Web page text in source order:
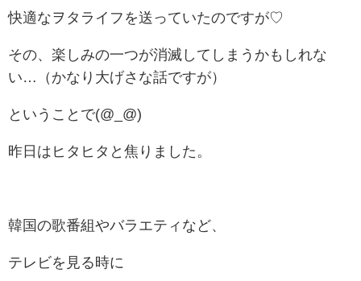
快適なヲタライフを送っていたのですが♡
その、楽しみの一つが消滅してしまうかもしれな
い…（かなり大げさな話ですが）
ということで(@_@)
昨日はヒタヒタと焦りました。
韓国の歌番組やバラエティなど、
テレビを見る時に